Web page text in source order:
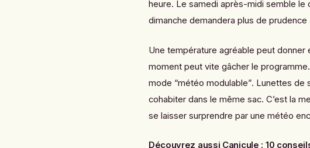
heure. Le samedi après-midi semble le
dimanche demandera plus de
Une température agréable peut donner
moment peut vite gâcher le
mode “météo modulable”. Lunettes
cohabiter dans le même sac. C’est la
se laisser surprendre par une météo
Découvrez aussi Canicule : 10